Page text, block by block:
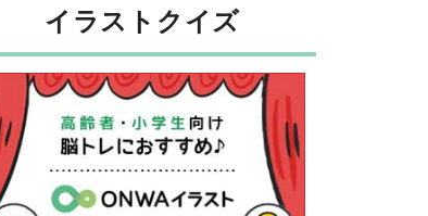
イラストクイズ